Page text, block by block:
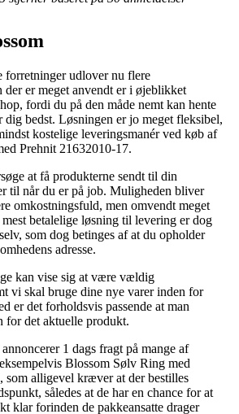
forretninger udlover nu flere
der er meget anvendt er i øjeblikket
fordi du på den måde nemt kan hente
dig bedst. Løsningen er jo meget fleksibel,
kostelige leveringsmanér ved køb af
Prehnit 21632010-17.
at få produkterne sendt til din
til når du er på job. Muligheden bliver
omkostningsfuld, men omvendt meget
betalelige løsning til levering er dog
som dog betinges af at du opholder
adresse.
kan vise sig at være vældig
vi skal bruge dine nye varer inden for
er det forholdsvis passende at man
for det aktuelle produkt.
1 dags fragt på mange af
Blossom Sølv Ring med
som alligevel kræver at der bestilles
således at de har en chance for at
klar forinden de pakkeansatte drager